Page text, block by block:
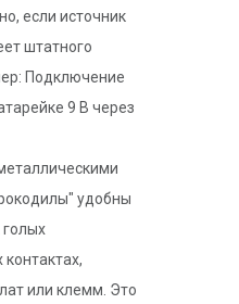
если источник
штатного
Подключение
9 В через
удобны
или клемм. Это